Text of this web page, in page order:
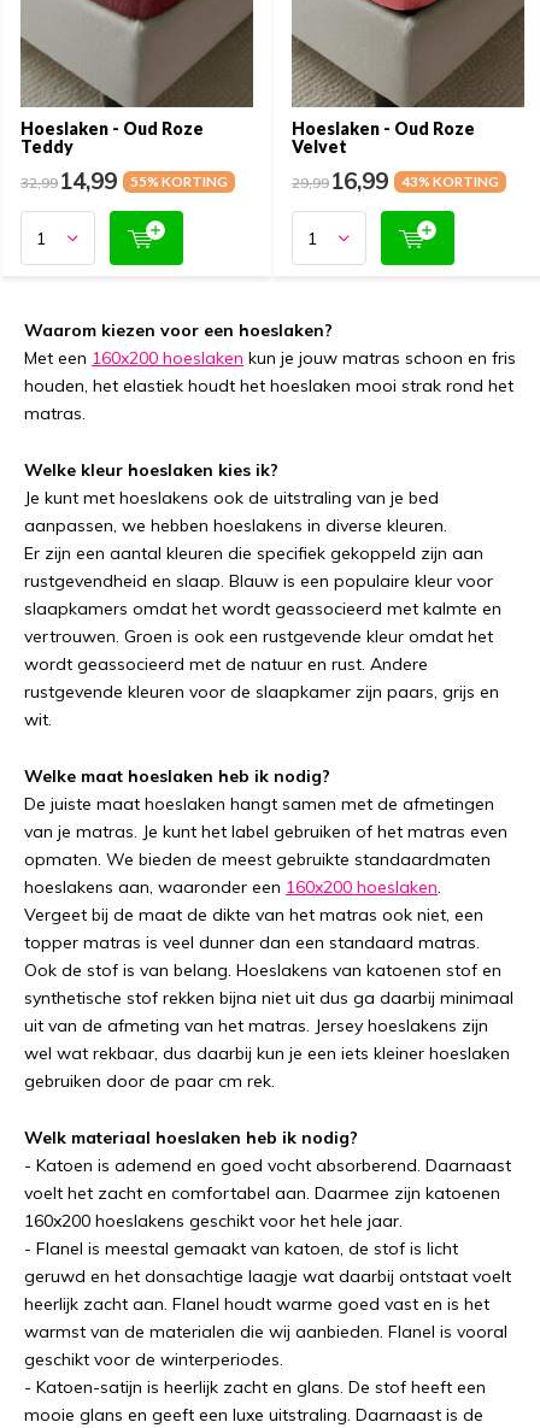
Hoeslaken - Oud Roze
Teddy
32,9914,99 55% KORTING
Hoeslaken - Oud Roze
Velvet
29,9916,99 43% KORTING
Waarom kiezen voor een hoeslaken?
Met een 160x200 hoeslaken kun je jouw matras schoon en fris
houden, het elastiek houdt het hoeslaken mooi strak rond het
matras.
Welke kleur hoeslaken kies ik?
Je kunt met hoeslakens ook de uitstraling van je bed
aanpassen, we hebben hoeslakens in diverse kleuren.
Er zijn een aantal kleuren die specifiek gekoppeld zijn aan
rustgevendheid en slaap. Blauw is een populaire kleur voor
slaapkamers omdat het wordt geassocieerd met kalmte en
vertrouwen. Groen is ook een rustgevende kleur omdat het
wordt geassocieerd met de natuur en rust. Andere
rustgevende kleuren voor de slaapkamer zijn paars, grijs en
wit.
Welke maat hoeslaken heb ik nodig?
De juiste maat hoeslaken hangt samen met de afmetingen
van je matras. Je kunt het label gebruiken of het matras even
opmaten. We bieden de meest gebruikte standaardmaten
hoeslakens aan, waaronder een 160x200 hoeslaken.
Vergeet bij de maat de dikte van het matras ook niet, een
topper matras is veel dunner dan een standaard matras.
Ook de stof is van belang. Hoeslakens van katoenen stof en
synthetische stof rekken bijna niet uit dus ga daarbij minimaal
uit van de afmeting van het matras. Jersey hoeslakens zijn
wel wat rekbaar, dus daarbij kun je een iets kleiner hoeslaken
gebruiken door de paar cm rek.
Welk materiaal hoeslaken heb ik nodig?
- Katoen is ademend en goed vocht absorberend. Daarnaast
voelt het zacht en comfortabel aan. Daarmee zijn katoenen
160x200 hoeslakens geschikt voor het hele jaar.
- Flanel is meestal gemaakt van katoen, de stof is licht
geruwd en het donsachtige laagje wat daarbij ontstaat voelt
heerlijk zacht aan. Flanel houdt warme goed vast en is het
warmst van de materialen die wij aanbieden. Flanel is vooral
geschikt voor de winterperiodes.
- Katoen-satijn is heerlijk zacht en glans. De stof heeft een
mooie glans en geeft een luxe uitstraling. Daarnaast is de